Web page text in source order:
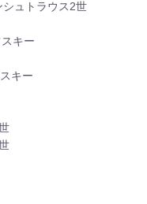
ュトラウス2世
キー
キー